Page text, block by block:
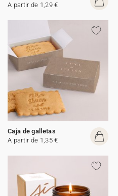
A partir de 1,29 €
Caja de galletas
A partir de 1,35 €